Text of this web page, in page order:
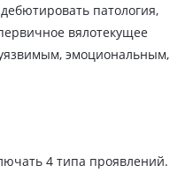
патология,
вялотекущее
эмоциональным,
4 типа проявлений.